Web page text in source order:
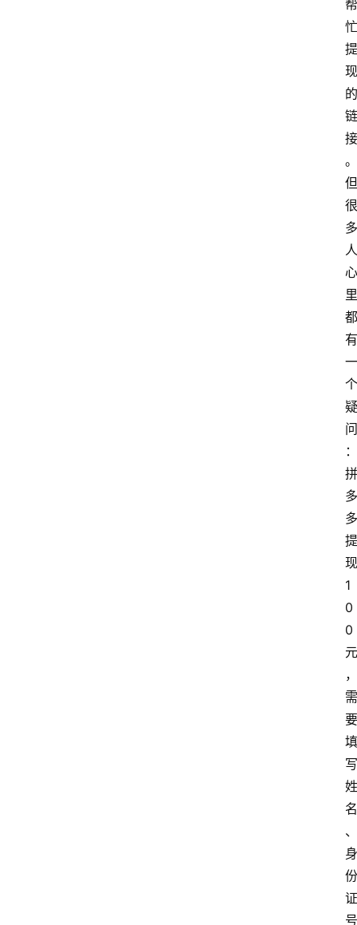
帮
忙
提
现
的
链
接
。
但
很
多
人
心
里
都
有
一
个
疑
问
：
拼
多
多
提
现
1
0
0
元
，
需
要
填
写
姓
名
、
身
份
证
号